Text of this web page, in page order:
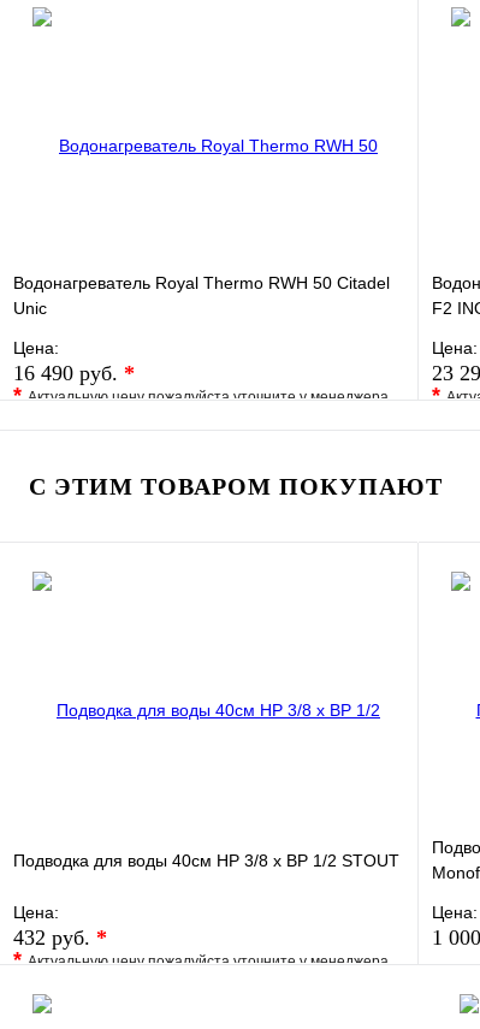
В избранное В
Водонагреватель Royal Thermo RWH 50 Citadel
Unic
Цена:
16 490 руб. *
*Актуальную цену пожалуйста уточните у менеджера
В избранное Сравнение
В корзину
F2
Цена:
23
*
В
С ЭТИМ ТОВАРОМ ПОКУПАЮТ
Подводка для воды 40см НР 3/8 х ВР 1/2 STOUT
Цена:
432 руб. *
*Актуальную цену пожалуйста уточните у менеджера
В избранное
Цена:
1